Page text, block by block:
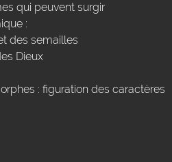
qui peuvent surgir
:
des semailles
Dieux
: figuration des caractères